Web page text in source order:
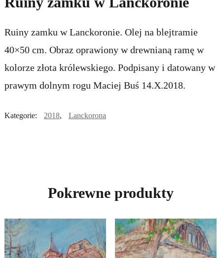
Ruiny zamku w Lanckoronie. Olej na blejtramie
40×50 cm. Obraz oprawiony w drewnianą ramę w
kolorze złota królewskiego. Podpisany i datowany w
prawym dolnym rogu Maciej Buś 14.X.2018.
Kategorie: 2018, Lanckorona
Pokrewne produkty